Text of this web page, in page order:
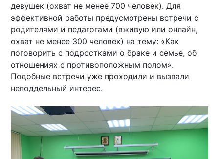
девушек (охват не менее 700 человек). Для
эффективной работы предусмотрены встречи с
родителями и педагогами (вживую или онлайн,
охват не менее 300 человек) на тему: «Как
поговорить с подростками о браке и семье, об
отношениях с противоположным полом».
Подобные встречи уже проходили и вызвали
неподдельный интерес.